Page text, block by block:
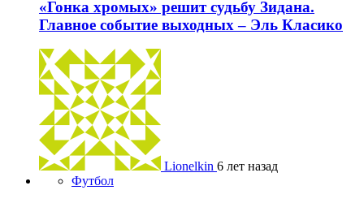
«Гонка хромых» решит судьбу Зидана.
Главное событие выходных – Эль Класико
Lionelkin 6 лет назад
Футбол